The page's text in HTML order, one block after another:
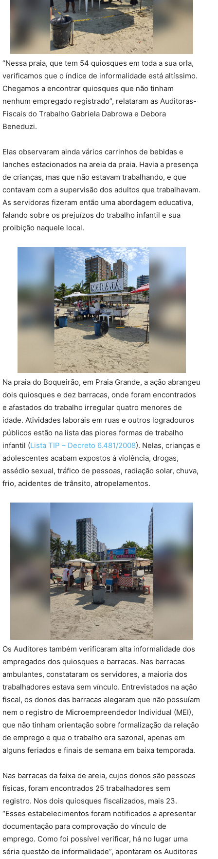
“Nessa praia, que tem 54 quiosques em toda a sua orla,
verificamos que o índice de informalidade está altíssimo.
Chegamos a encontrar quiosques que não tinham
nenhum empregado registrado”, relataram as Auditoras-
Fiscais do Trabalho Gabriela Dabrowa e Debora
Beneduzi.
Elas observaram ainda vários carrinhos de bebidas e
lanches estacionados na areia da praia. Havia a presença
de crianças, mas que não estavam trabalhando, e que
contavam com a supervisão dos adultos que trabalhavam.
As servidoras fizeram então uma abordagem educativa,
falando sobre os prejuízos do trabalho infantil e sua
proibição naquele local.
Na praia do Boqueirão, em Praia Grande, a ação abrangeu
dois quiosques e dez barracas, onde foram encontrados
e afastados do trabalho irregular quatro menores de
idade. Atividades laborais em ruas e outros logradouros
públicos estão na lista das piores formas de trabalho
infantil (Lista TIP – Decreto 6.481/2008). Nelas, crianças e
adolescentes acabam expostos à violência, drogas,
assédio sexual, tráfico de pessoas, radiação solar, chuva,
frio, acidentes de trânsito, atropelamentos.
Os Auditores também verificaram alta informalidade dos
empregados dos quiosques e barracas. Nas barracas
ambulantes, constataram os servidores, a maioria dos
trabalhadores estava sem vínculo. Entrevistados na ação
fiscal, os donos das barracas alegaram que não possuíam
nem o registro de Microempreendedor Individual (MEI),
que não tinham orientação sobre formalização da relação
de emprego e que o trabalho era sazonal, apenas em
alguns feriados e finais de semana em baixa temporada.
Nas barracas da faixa de areia, cujos donos são pessoas
físicas, foram encontrados 25 trabalhadores sem
registro. Nos dois quiosques fiscalizados, mais 23.
“Esses estabelecimentos foram notificados a apresentar
documentação para comprovação do vínculo de
emprego. Como foi possível verificar, há no lugar uma
séria questão de informalidade”, apontaram os Auditores